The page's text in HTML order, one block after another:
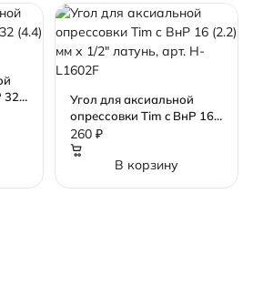
32
Угол для аксиальной
опрессовки Tim c ВнР 16
(2.2) мм х 1/2" латунь, арт.
H-L1602F
260 ₽
В корзину